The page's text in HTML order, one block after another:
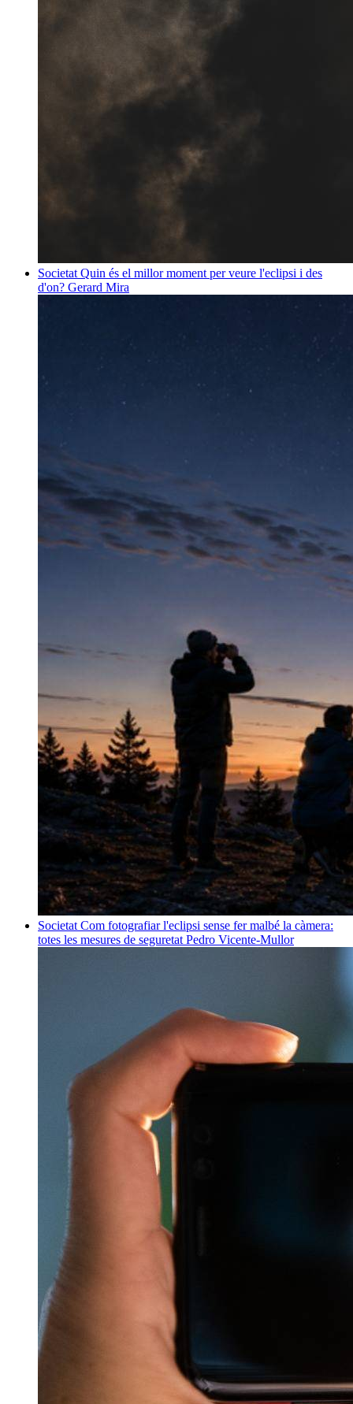
Societat Quin és el millor moment per veure l'eclipsi i des
d'on? Gerard Mira
Societat Com fotografiar l'eclipsi sense fer malbé la càmera:
totes les mesures de seguretat Pedro Vicente-Mullor